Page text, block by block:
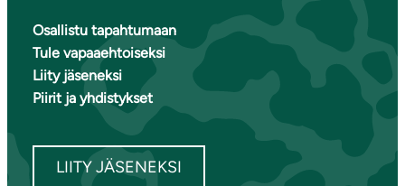
Osallistu tapahtumaan
Tule vapaaehtoiseksi
Liity jäseneksi
Piirit ja yhdistykset
LIITY JÄSENEKSI